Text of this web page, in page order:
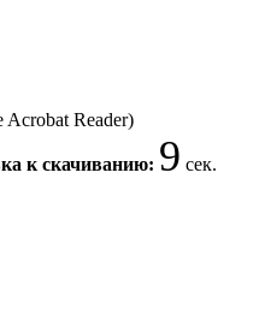
Acrobat Reader)
к скачиванию: 9 сек.